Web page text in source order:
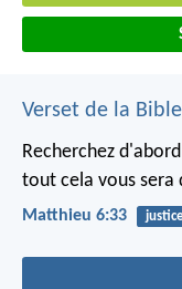
Verset de la
Recherchez
tout cela vous sera
Matthieu 6:33